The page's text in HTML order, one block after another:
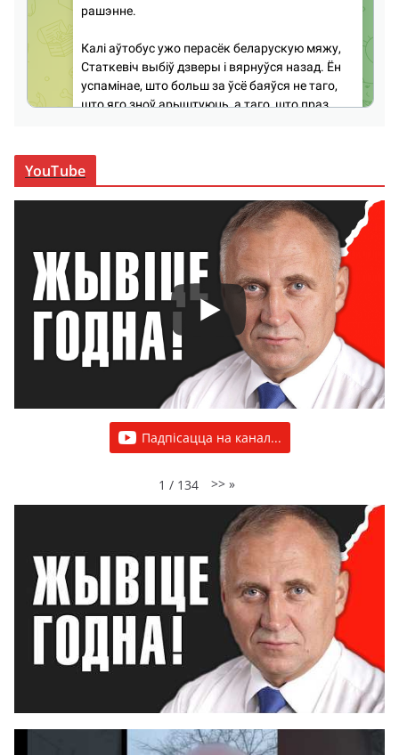
YouTube
Падпісацца на канал...
1 / 134 >> »